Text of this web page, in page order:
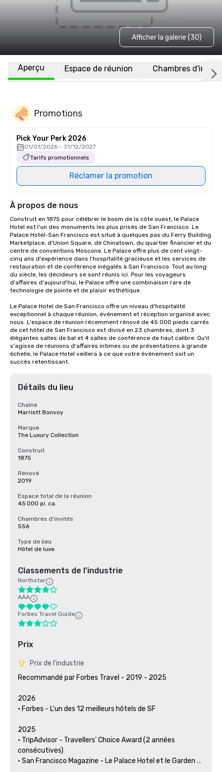
Afficher la galerie (30)
Aperçu Espace de réunion Chambres
Promotions
Pick Your Perk 2026
01/01/2026 - 31/12/2027
Tarifs promotionnels
Réclamer la promotion
À propos de nous
Construit en 1875 pour célébrer le boom de la côte ouest, le Palace
Hotel est l'un des monuments les plus prisés de San Francisco. Le
Palace Hotel-San Francisco est situé à quelques pas du Ferry Building
Marketplace, d'Union Square, de Chinatown, du quartier financier et du
centre de conventions Moscone. Le Palace offre plus de cent vingt-
cinq ans d'expérience dans l'hospitalité gracieuse et les services de
restauration et de conférence inégalés à San Francisco. Tout au long
du siècle, les décideurs se sont réunis ici. Pour les voyageurs
d'affaires d'aujourd'hui, le Palace offre une combinaison rare de
technologie de pointe et de plaisir esthétique.
Le Palace Hotel de San Francisco offre un niveau d'hospitalité
exceptionnel à chaque réunion, événement et réception organisé avec
nous. L'espace de réunion récemment rénové de 45 000 pieds carrés
de cet hôtel de San Francisco est divisé en 23 chambres, dont 3
élégantes salles de bal et 4 salles de conférence de haut calibre. Qu'il
s'agisse de réunions d'affaires intimes ou de présentations à grande
échelle, le Palace Hotel veillera à ce que votre événement soit un
succès retentissant.
Détails du lieu
Chaîne
Marriott Bonvoy
Marque
The Luxury Collection
Construit
1875
Rénové
2019
Espace total de la réunion
45 000 pi. ca.
Chambres d'invités
556
Type de lieu
Hôtel de luxe
Classements de l'industrie
Northstar
AAA
Forbes Travel Guide
Prix
Prix de l'industrie
Recommandé par Forbes Travel - 2019 - 2025
2026
• Forbes - L'un des 12 meilleurs hôtels de SF
2025
• TripAdvisor - Travellers' Choice Award (2 années
consécutives)
• San Francisco Magazine - Le Palace Hotel et le Garden